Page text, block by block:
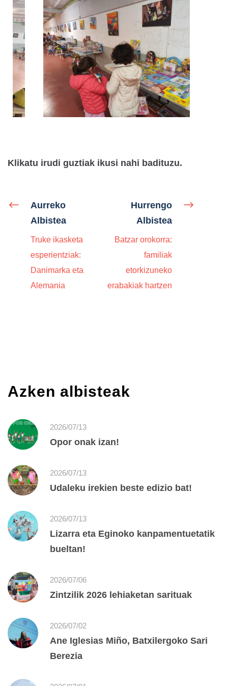
Klikatu irudi guztiak ikusi nahi badituzu.
Aurreko
Albistea
Truke ikasketa
esperientziak:
Danimarka eta
Alemania
Hurrengo
Albistea
Batzar orokorra:
familiak
etorkizuneko
erabakiak hartzen
Azken albisteak
2026/07/13
Opor onak izan!
2026/07/13
Udaleku irekien beste edizio bat!
2026/07/13
Lizarra eta Eginoko kanpamentuetatik
bueltan!
2026/07/06
Zintzilik 2026 lehiaketan sarituak
2026/07/02
Ane Iglesias Miño, Batxilergoko Sari
Berezia